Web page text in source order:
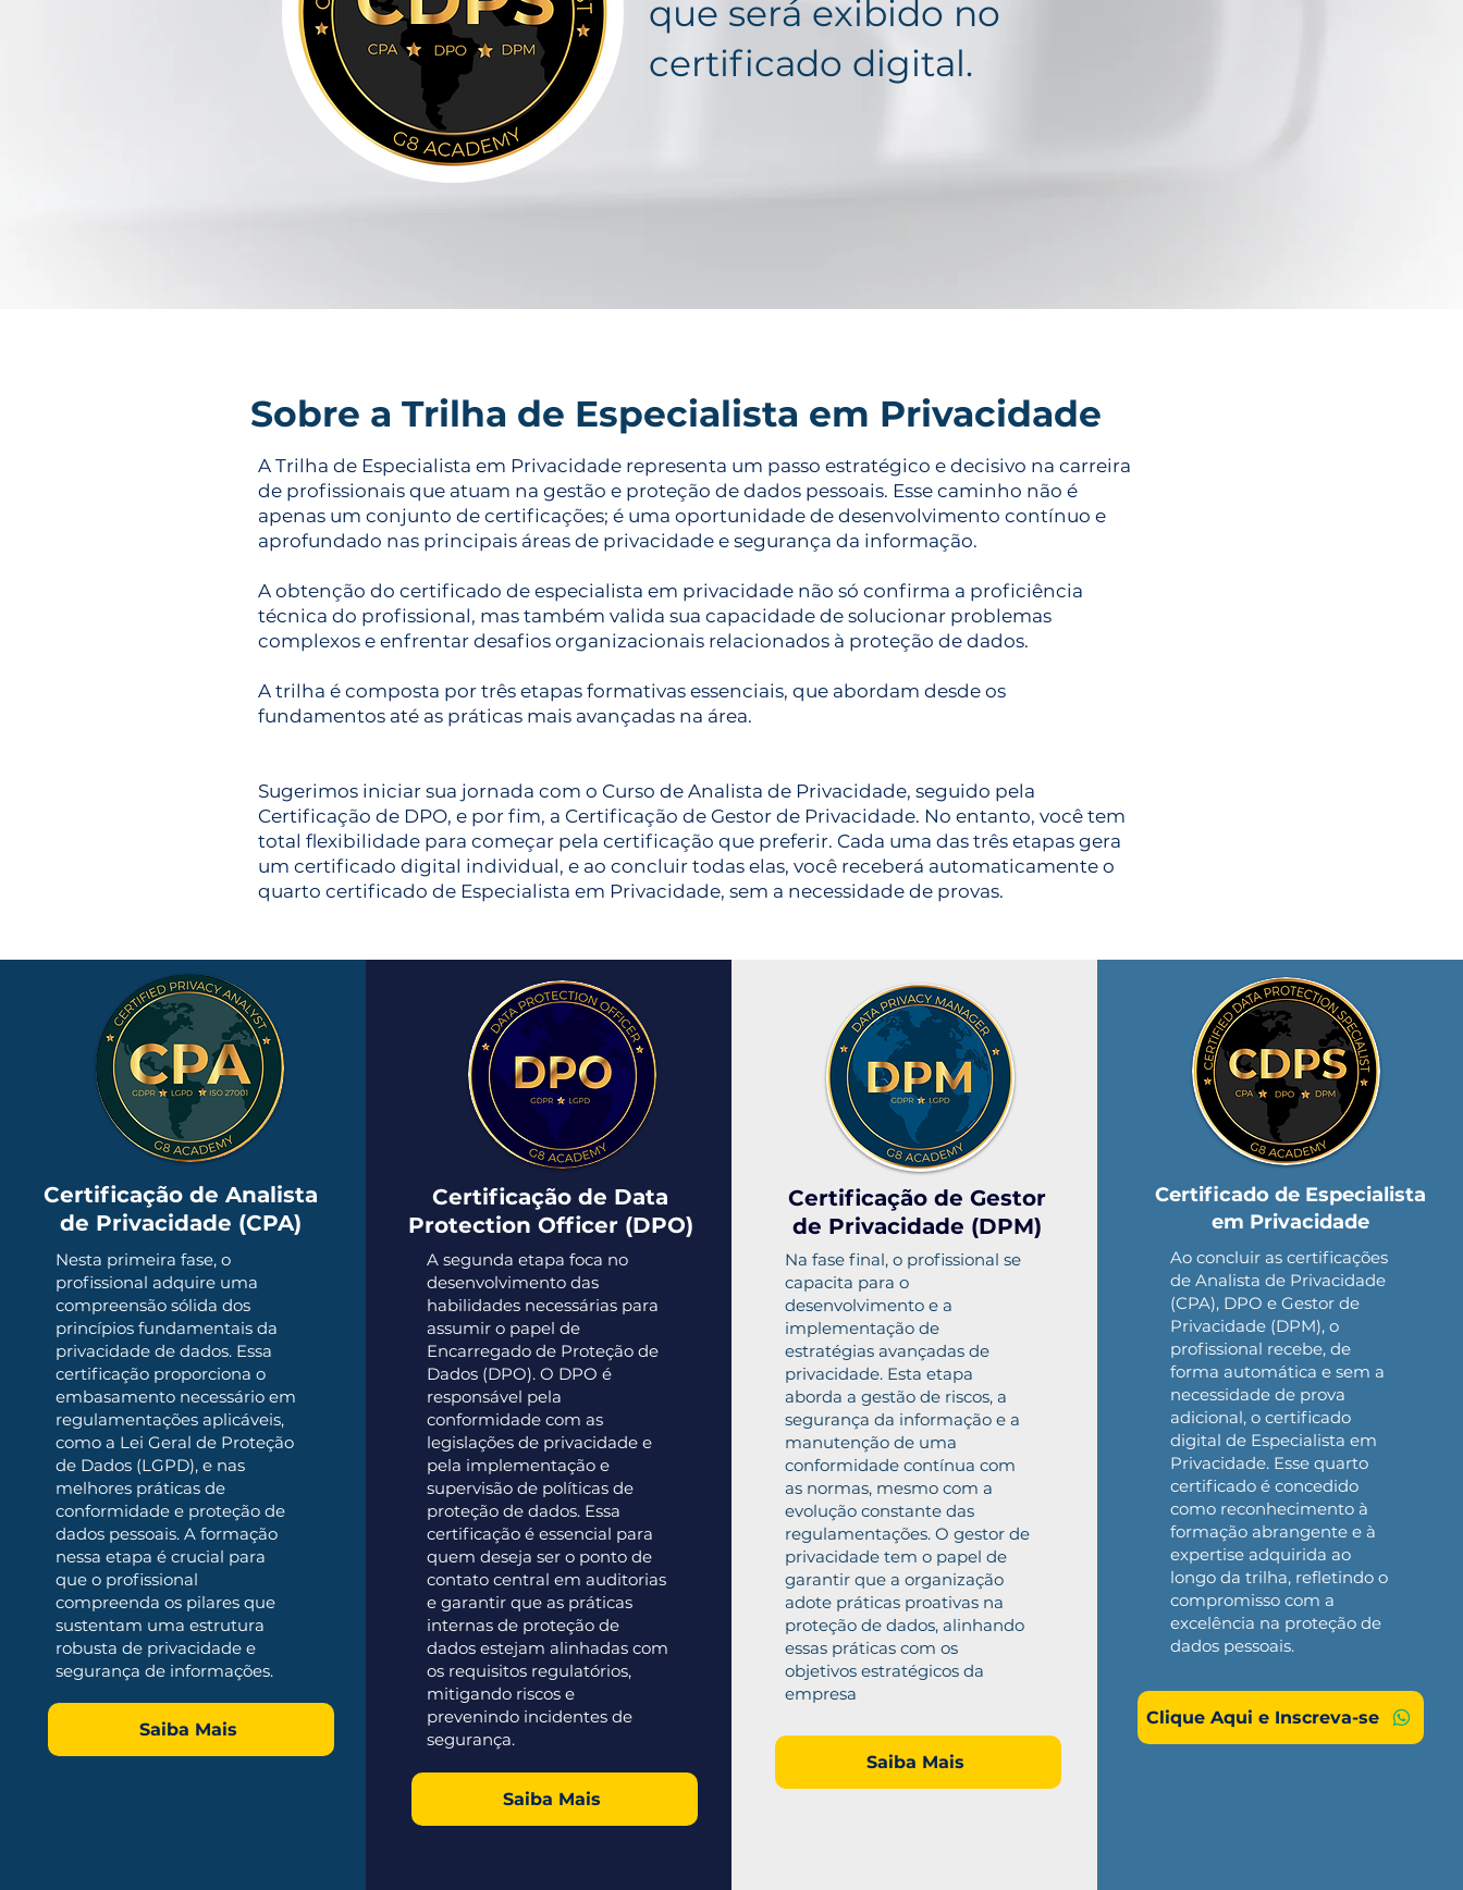
que será exibido no
certificado digital.
Sobre a Trilha de Especialista em Privacidade
A Trilha de Especialista em Privacidade representa um passo estratégico e decisivo na carreira
de profissionais que atuam na gestão e proteção de dados pessoais. Esse caminho não é
apenas um conjunto de certificações; é uma oportunidade de desenvolvimento contínuo e
aprofundado nas principais áreas de privacidade e segurança da informação.
A obtenção do certificado de especialista em privacidade não só confirma a proficiência
técnica do profissional, mas também valida sua capacidade de solucionar problemas
complexos e enfrentar desafios organizacionais relacionados à proteção de dados.
A trilha é composta por três etapas formativas essenciais, que abordam desde os
fundamentos até as práticas mais avançadas na área.
Sugerimos iniciar sua jornada com o Curso de Analista de Privacidade, seguido pela
Certificação de DPO, e por fim, a Certificação de Gestor de Privacidade. No entanto, você tem
total flexibilidade para começar pela certificação que preferir. Cada uma das três etapas gera
um certificado digital individual, e ao concluir todas elas, você receberá automaticamente o
quarto certificado de Especialista em Privacidade, sem a necessidade de provas.
Certificação de Analista
de Privacidade (CPA)
Nesta primeira fase, o
profissional adquire uma
compreensão sólida dos
princípios fundamentais da
privacidade de dados. Essa
certificação proporciona o
embasamento necessário em
regulamentações aplicáveis,
como a Lei Geral de Proteção
de Dados (LGPD), e nas
melhores práticas de
conformidade e proteção de
dados pessoais. A formação
nessa etapa é crucial para
que o profissional
compreenda os pilares que
sustentam uma estrutura
robusta de privacidade e
segurança de informações.
Saiba Mais
Certificação de Data
Protection Officer (DPO)
A segunda etapa foca no
desenvolvimento das
habilidades necessárias para
assumir o papel de
Encarregado de Proteção de
Dados (DPO). O DPO é
responsável pela
conformidade com as
legislações de privacidade e
pela implementação e
supervisão de políticas de
proteção de dados. Essa
certificação é essencial para
quem deseja ser o ponto de
contato central em auditorias
e garantir que as práticas
internas de proteção de
dados estejam alinhadas com
os requisitos regulatórios,
mitigando riscos e
prevenindo incidentes de
segurança.
Saiba Mais
Certificação de Gestor
de Privacidade (DPM)
Na fase final, o profissional se
capacita para o
desenvolvimento e a
implementação de
estratégias avançadas de
privacidade. Esta etapa
aborda a gestão de riscos, a
segurança da informação e a
manutenção de uma
conformidade contínua com
as normas, mesmo com a
evolução constante das
regulamentações. O gestor de
privacidade tem o papel de
garantir que a organização
adote práticas proativas na
proteção de dados, alinhando
essas práticas com os
objetivos estratégicos da
empresa
Saiba Mais
Certificado de Especialista
em Privacidade
Ao concluir as certificações
de Analista de Privacidade
(CPA), DPO e Gestor de
Privacidade (DPM), o
profissional recebe, de
forma automática e sem a
necessidade de prova
adicional, o certificado
digital de Especialista em
Privacidade. Esse quarto
certificado é concedido
como reconhecimento à
formação abrangente e à
expertise adquirida ao
longo da trilha, refletindo o
compromisso com a
excelência na proteção de
dados pessoais.
Clique Aqui e Inscreva-se